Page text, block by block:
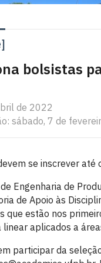
bolsistas
de 2022
sábado, 7 de
se inscrever até
Engenharia de
de Apoio às
que estão nos
aplicados a
participar da